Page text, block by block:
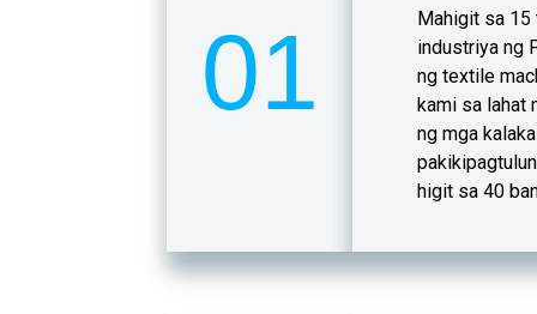
01
Mahigit sa 15
industriya ng
ng textile
kami sa lahat
ng mga
higit sa 40